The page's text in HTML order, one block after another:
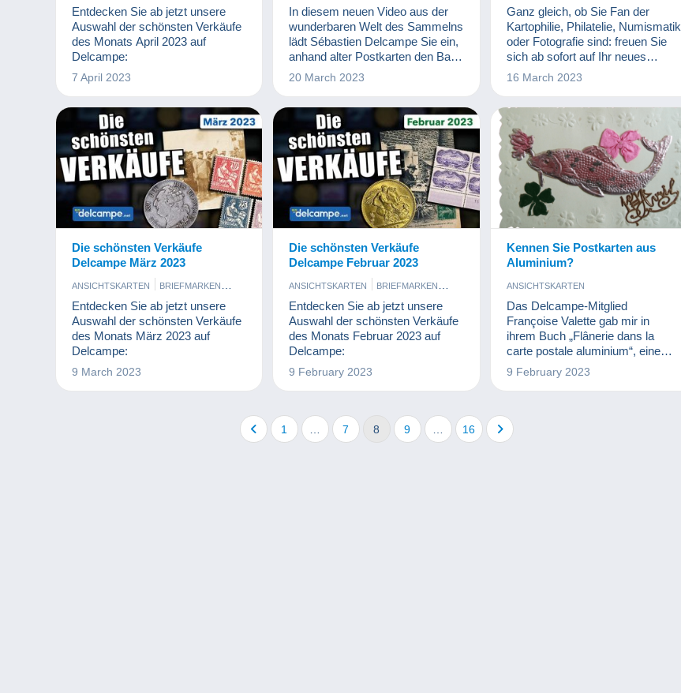
MÜNZEN UND BANKNOTEN
PHOTOGRAPHICA
Entdecken Sie ab jetzt unsere
Auswahl der schönsten Verkäufe
des Monats April 2023 auf
Delcampe:
7 April 2023
In diesem neuen Video aus der
wunderbaren Welt des Sammelns
lädt Sébastien Delcampe Sie ein,
anhand alter Postkarten den Bau
eines der berühmtesten
20 March 2023
MÜNZEN UND BANKNOTEN
Ganz gleich, ob Sie Fan der
Kartophilie, Philatelie, Numismatik
oder Fotografie sind: freuen Sie
sich ab sofort auf Ihr neues
Delcampe Magazin Klassische
16 March 2023
Die schönsten Verkäufe
Delcampe März 2023
ANSICHTSKARTEN
BRIEFMARKEN
MÜNZEN UND BANKNOTEN
Entdecken Sie ab jetzt unsere
Auswahl der schönsten Verkäufe
des Monats März 2023 auf
Delcampe:
9 March 2023
Die schönsten Verkäufe
Delcampe Februar 2023
ANSICHTSKARTEN
BRIEFMARKEN
MÜNZEN UND BANKNOTEN
Entdecken Sie ab jetzt unsere
Auswahl der schönsten Verkäufe
des Monats Februar 2023 auf
Delcampe:
9 February 2023
Kennen Sie Postkarten aus
Aluminium?
ANSICHTSKARTEN
Das Delcampe-Mitglied
Françoise Valette gab mir in
ihrem Buch „Flânerie dans la
carte postale aluminium“, einem
212-seitigen Nachschlagewerk
Sammelgebiet. Und natürlich
möchte ich Ihnen dieses
9 February 2023
1 7 8 9 16